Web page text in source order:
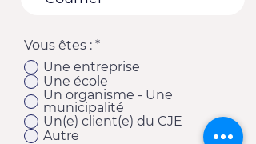
Vous êtes : *
Une entreprise
Une école
Un organisme - Une
municipalité
Un(e) client(e) du CJE
Autre